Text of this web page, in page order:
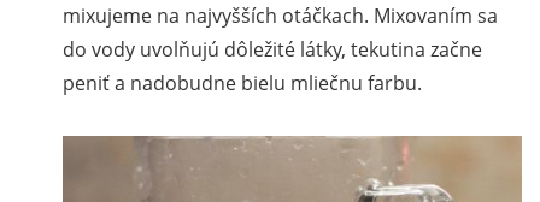
mixujeme na najvyšších otáčkach. Mixovaním sa
do vody uvolňujú dôležité látky, tekutina začne
peniť a nadobudne bielu mliečnu farbu.